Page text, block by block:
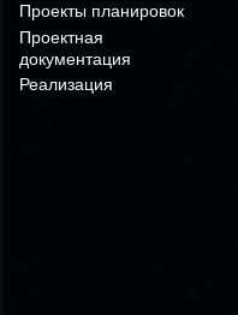
Проекты планировок
Проектная
документация
Реализация